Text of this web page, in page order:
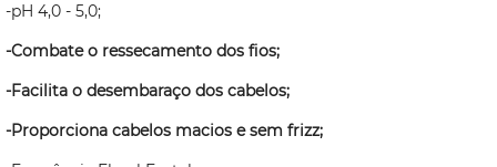
-pH 4,0 - 5,0;
-Combate o ressecamento dos fios;
-Facilita o desembaraço dos cabelos;
-Proporciona cabelos macios e sem frizz;